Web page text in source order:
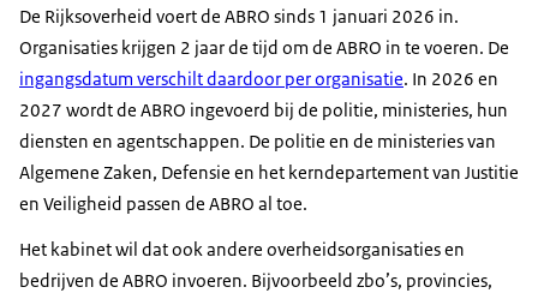
De Rijksoverheid voert de ABRO sinds 1 januari 2026 in.
Organisaties krijgen 2 jaar de tijd om de ABRO in te voeren. De
ingangsdatum verschilt daardoor per organisatie. In 2026 en
2027 wordt de ABRO ingevoerd bij de politie, ministeries, hun
diensten en agentschappen. De politie en de ministeries van
Algemene Zaken, Defensie en het kerndepartement van Justitie
en Veiligheid passen de ABRO al toe.
Het kabinet wil dat ook andere overheidsorganisaties en
bedrijven de ABRO invoeren. Bijvoorbeeld zbo’s, provincies,